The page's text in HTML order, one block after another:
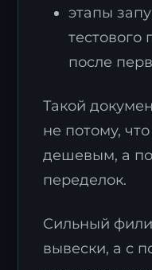
этапы
после
Такой
не потому,
дешевым, а
переделок.
Сильный
вывески, а с